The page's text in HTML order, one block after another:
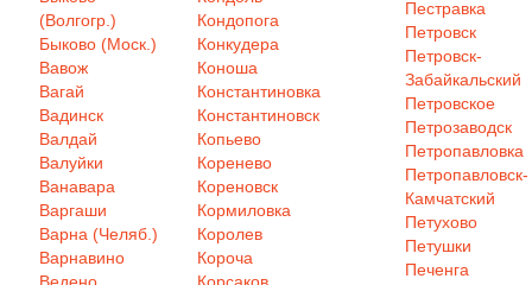
(Волгогр.)
Быково (Моск.)
Вавож
Вагай
Вадинск
Валдай
Валуйки
Ванавара
Варгаши
Варна (Челяб.)
Варнавино
Кондопога
Конкудера
Коноша
Константиновка
Константиновск
Копьево
Коренево
Кореновск
Кормиловка
Королев
Короча
Пестравка
Петровск
Петровск-
Забайкальский
Петровское
Петрозаводск
Петропавловка
Петропавловск-
Камчатский
Петухово
Петушки
Печенга